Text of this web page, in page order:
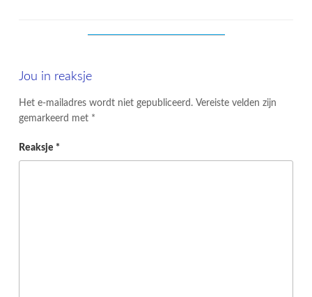
Jou in reaksje
Het e-mailadres wordt niet gepubliceerd. Vereiste velden zijn
gemarkeerd met *
Reaksje *